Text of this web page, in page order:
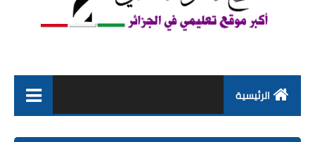
الرئيسية